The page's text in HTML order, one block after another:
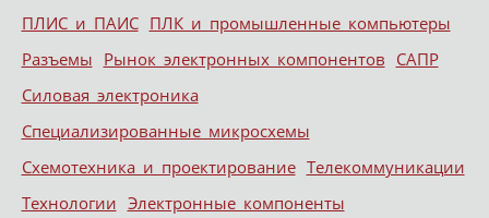
ПЛИС и ПАИС ПЛК и промышленные компьютеры
Разъемы Рынок электронных компонентов САПР
Силовая электроника
Специализированные микросхемы
Схемотехника и проектирование Телекоммуникации
Технологии Электронные компоненты